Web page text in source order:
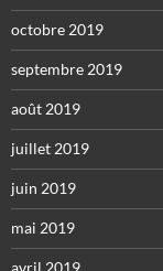
octobre 2019
septembre 2019
août 2019
juillet 2019
juin 2019
mai 2019
avril 2019